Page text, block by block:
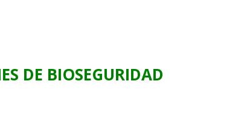
DE BIOSEGURIDAD